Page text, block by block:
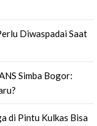
Diwaspadai Saat
Simba Bogor:
di Pintu Kulkas Bisa